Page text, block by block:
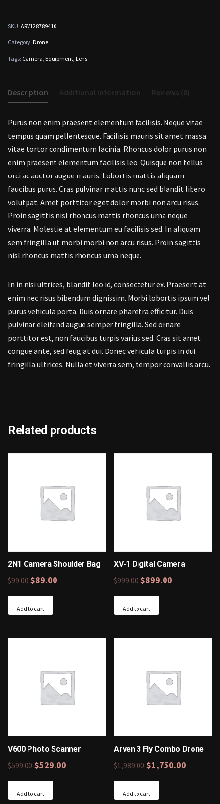
2S
SKU: ARV128789410
Category: Drone
Tags: Camera, Equipment, Lens
Description Additional information Reviews (0)
Purus non enim praesent elementum facilisis. Neque vitae
tempus quam pellentesque. Facilisis mauris sit amet massa
vitae tortor condimentum lacinia. Rhoncus dolor purus non
enim praesent elementum facilisis leo. Quisque non tellus
orci ac auctor augue mauris. Lobortis mattis aliquam
faucibus purus. Cras pulvinar mattis nunc sed blandit libero
volutpat. Amet porttitor eget dolor morbi non arcu risus.
Proin sagittis nisl rhoncus mattis rhoncus urna neque
viverra. Molestie at elementum eu facilisis sed. In aliquam
sem fringilla ut morbi morbi non arcu risus. Proin sagittis
nisl rhoncus mattis rhoncus urna neque.
In in nisi ultrices, blandit leo id, consectetur ex. Praesent at
enim nec risus bibendum dignissim. Morbi lobortis ipsum vel
purus vehicula porta. Duis ornare pharetra efficitur. Duis
pulvinar eleifend augue semper fringilla. Sed ornare
porttitor est, non faucibus turpis varius sed. Cras sit amet
congue ante, sed feugiat dui. Donec vehicula turpis in dui
fringilla ultrices. Nulla et viverra sem, tempor convallis arcu.
Related products
2N1 Camera Shoulder Bag
$99.00 $89.00
Add to cart
XV-1 Digital Camera
$999.00 $899.00
Add to cart
V600 Photo Scanner
$599.00 $529.00
Add to cart
Arven 3 Fly Combo Drone
$1,989.00 $1,750.00
Add to cart